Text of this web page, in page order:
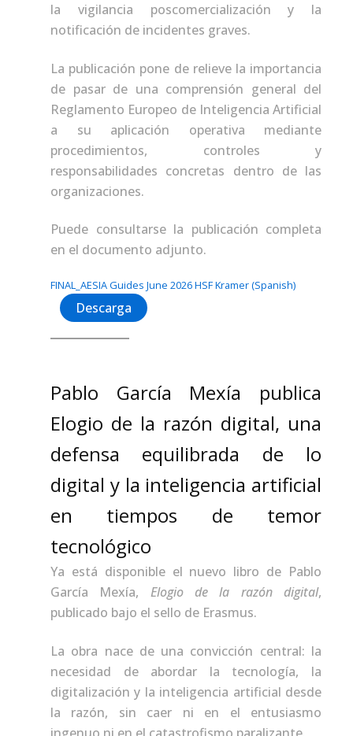
la vigilancia poscomercialización y la
notificación de incidentes graves.
La publicación pone de relieve la importancia
de pasar de una comprensión general del
Reglamento Europeo de Inteligencia Artificial
a su aplicación operativa mediante
procedimientos, controles y
responsabilidades concretas dentro de las
organizaciones.
Puede consultarse la publicación completa
en el documento adjunto.
FINAL_AESIA Guides June 2026 HSF Kramer (Spanish)
Descarga
Pablo García Mexía publica
Elogio de la razón digital, una
defensa equilibrada de lo
digital y la inteligencia artificial
en tiempos de temor
tecnológico
Ya está disponible el nuevo libro de Pablo
García Mexía, Elogio de la razón digital,
publicado bajo el sello de Erasmus.
La obra nace de una convicción central: la
necesidad de abordar la tecnología, la
digitalización y la inteligencia artificial desde
la razón, sin caer ni en el entusiasmo